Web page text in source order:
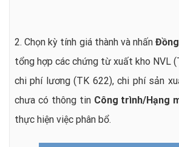
2. Chọn kỳ tính giá thành và nhấn
tổng hợp các chứng từ xuất kho NVL
chi phí lương (TK 622), chi phí sản
chưa có thông tin Công trình/Hạng
thực hiện việc phân bổ.